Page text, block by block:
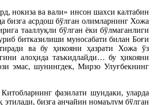
нокиза ва вали» инсон шахси калтабин
бизга асрдош бўлган олимларнинг Хожа
тааллуқли бўлган ёки бўлмаганлиги
битказилиши муносабати билан Боғи
ва бу ҳикояни ҳазрати Хожа ўз
алоҳида таъкидлайди… бу ҳикояни
эмас, шунингдек, Мирзо Улуғбекнинг
фазилати шундаки, уларда
этилади, бизга анчайин номаълум бўлган